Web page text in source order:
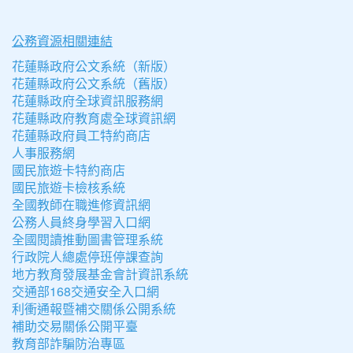
公務資源相關連結
花蓮縣政府公文系統（新版）
花蓮縣政府公文系統（舊版）
花蓮縣政府全球資訊服務網
花蓮縣政府教育處全球資訊網
花蓮縣政府員工特約商店
人事服務網
國民旅遊卡特約商店
國民旅遊卡檢核系統
全國教師在職進修資訊網
公務人員終身學習入口網
全國閱讀推動圖書管理系統
行政院人總處停班停課查詢
地方教育發展基金會計資訊系統
交通部168交通安全入口網
利衝通報暨補交關係公開系統
補助交易關係公開平臺
教育部詐騙防治專區